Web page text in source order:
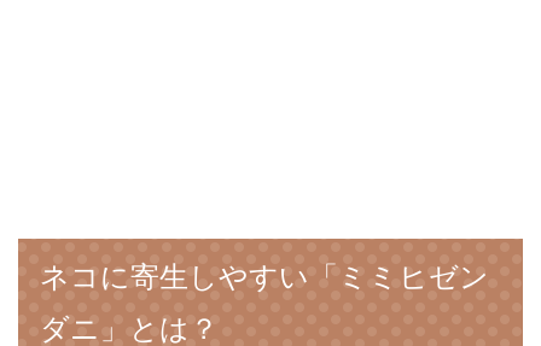
ネコに寄生しやすい「ミミヒゼン
ダニ」とは？